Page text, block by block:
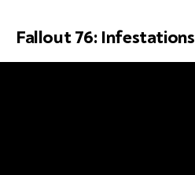
Fallout 76: Infestations